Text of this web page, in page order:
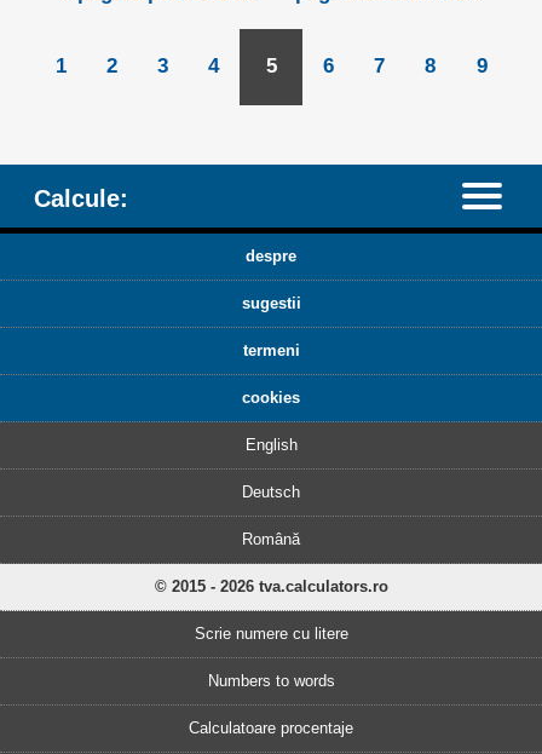
1 2 3 4 5 6 7 8 9
Calcule:
despre
sugestii
termeni
cookies
English
Deutsch
Română
© 2015 - 2026 tva.calculators.ro
Scrie numere cu litere
Numbers to words
Calculatoare procentaje